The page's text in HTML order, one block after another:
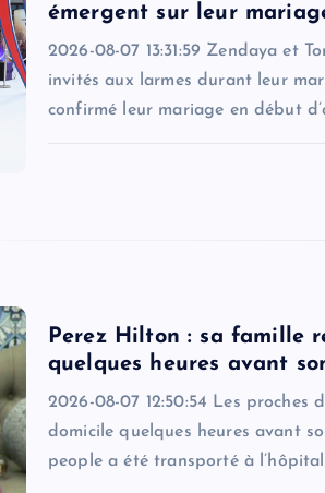
émergent sur leur
2026-08-07 13:31:59 Zendaya et
invités aux larmes durant leur
confirmé leur mariage en début
Perez Hilton : sa famille
quelques heures avant
2026-08-07 12:50:54 Les
domicile quelques heures avant
people a été transporté à